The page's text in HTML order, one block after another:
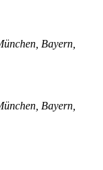
Bayern,
Bayern,